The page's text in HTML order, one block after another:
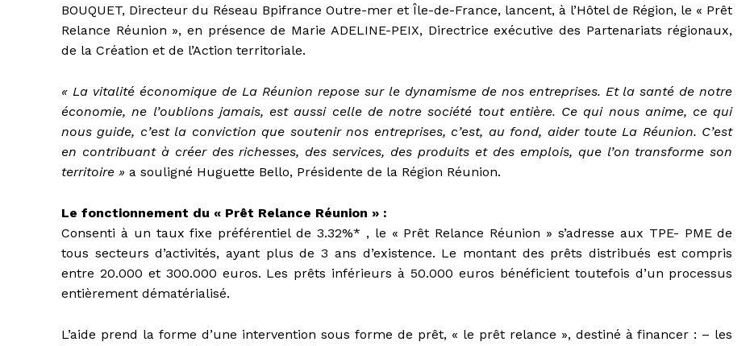
BOUQUET, Directeur du Réseau Bpifrance Outre-mer et Île-de-France, lancent, à l’Hôtel de Région, le « Prêt
Relance Réunion », en présence de Marie ADELINE-PEIX, Directrice exécutive des Partenariats régionaux,
de la Création et de l’Action territoriale.
« La vitalité économique de La Réunion repose sur le dynamisme de nos entreprises. Et la santé de notre
économie, ne l’oublions jamais, est aussi celle de notre société tout entière. Ce qui nous anime, ce qui
nous guide, c’est la conviction que soutenir nos entreprises, c’est, au fond, aider toute La Réunion. C’est
en contribuant à créer des richesses, des services, des produits et des emplois, que l’on transforme son
territoire » a souligné Huguette Bello, Présidente de la Région Réunion.
Le fonctionnement du « Prêt Relance Réunion » :
Consenti à un taux fixe préférentiel de 3.32%* , le « Prêt Relance Réunion » s’adresse aux TPE- PME de
tous secteurs d’activités, ayant plus de 3 ans d’existence. Le montant des prêts distribués est compris
entre 20.000 et 300.000 euros. Les prêts inférieurs à 50.000 euros bénéficient toutefois d’un processus
entièrement dématérialisé.
L’aide prend la forme d’une intervention sous forme de prêt, « le prêt relance », destiné à financer : – les